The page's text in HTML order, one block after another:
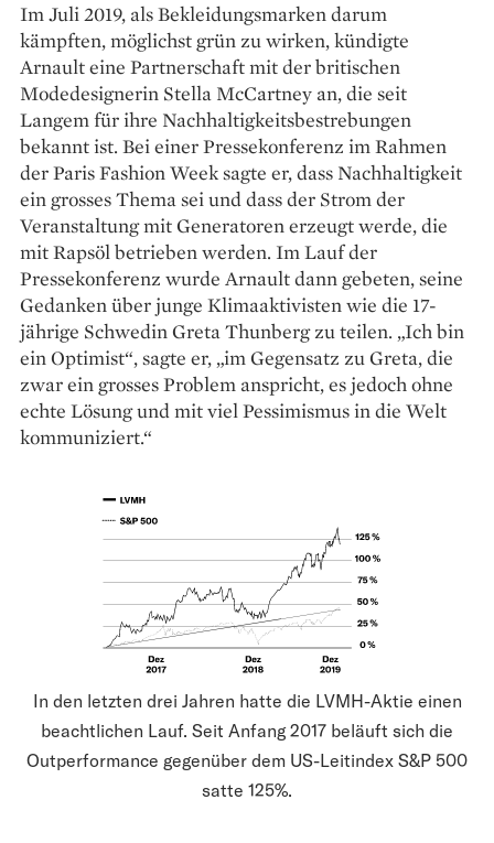
Im Juli 2019, als Bekleidungsmarken darum
kämpften, möglichst grün zu wirken, kündigte
Arnault eine Partnerschaft mit der britischen
Modedesignerin Stella McCartney an, die seit
Langem für ihre Nachhaltigkeitsbestrebungen
bekannt ist. Bei einer Pressekonferenz im Rahmen
der Paris Fashion Week sagte er, dass Nachhaltigkeit
ein grosses Thema sei und dass der Strom der
Veranstaltung mit Generatoren erzeugt werde, die
mit Rapsöl betrieben werden. Im Lauf der
Pressekonferenz wurde Arnault dann gebeten, seine
Gedanken über junge Klimaaktivisten wie die 17-
jährige Schwedin Greta Thunberg zu teilen. „Ich bin
ein Optimist“, sagte er, „im Gegensatz zu Greta, die
zwar ein grosses Problem anspricht, es jedoch ohne
echte Lösung und mit viel Pessimismus in die Welt
kommuniziert.“
In den letzten drei Jahren hatte die LVMH-Aktie einen
beachtlichen Lauf. Seit Anfang 2017 beläuft sich die
Outperformance gegenüber dem US-Leitindex S&P 500
satte 125%.